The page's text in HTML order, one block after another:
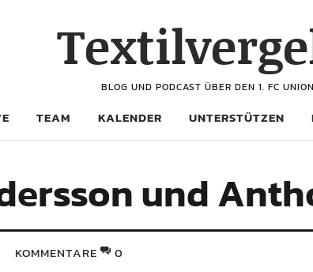
BLOG UND PODCAST ÜBER DEN 1. FC
TEAM KALENDER UNTERSTÜTZEN
und
KOMMENTARE 0